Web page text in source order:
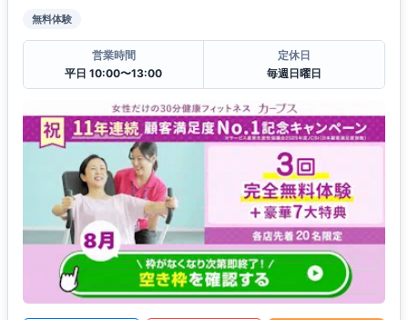
無料体験
営業時間
平日 10:00〜13:00
定休日
毎週日曜日